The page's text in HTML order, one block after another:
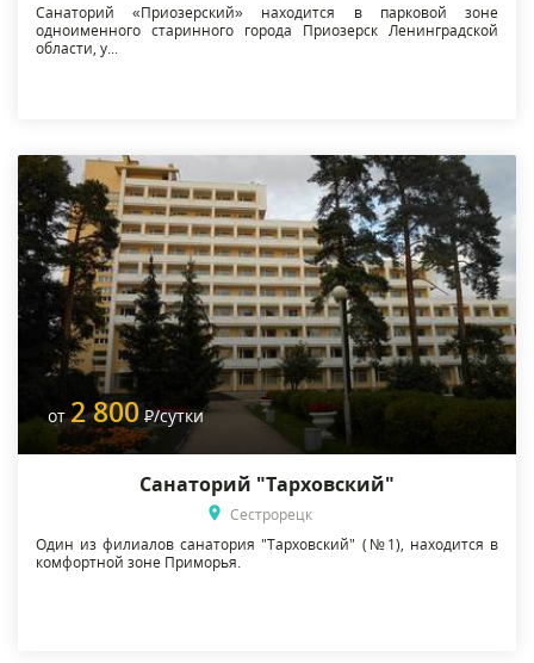
Санаторий «Приозерский» находится в парковой зоне
одноименного старинного города Приозерск Ленинградской
области, у...
от2 800 Р/сутки
Санаторий "Тарховский"
Сестрорецк
Один из филиалов санатория "Тарховский" (№1), находится в
комфортной зоне Приморья.